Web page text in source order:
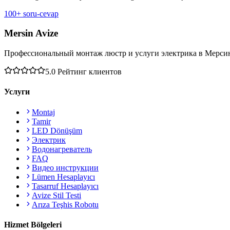
100+ soru-cevap
Mersin Avize
Профессиональный монтаж люстр и услуги электрика в
5.0 Рейтинг клиентов
Услуги
Montaj
Tamir
LED Dönüşüm
Электрик
Водонагреватель
FAQ
Видео инструкции
Lümen Hesaplayıcı
Tasarruf Hesaplayıcı
Avize Stil Testi
Arıza Teşhis Robotu
Hizmet Bölgeleri